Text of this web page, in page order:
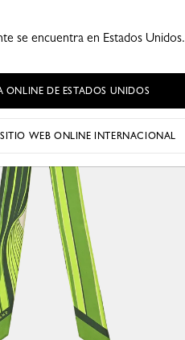
se encuentra en Estados Unidos.
ONLINE DE ESTADOS UNIDOS
SITIO WEB ONLINE INTERNACIONAL